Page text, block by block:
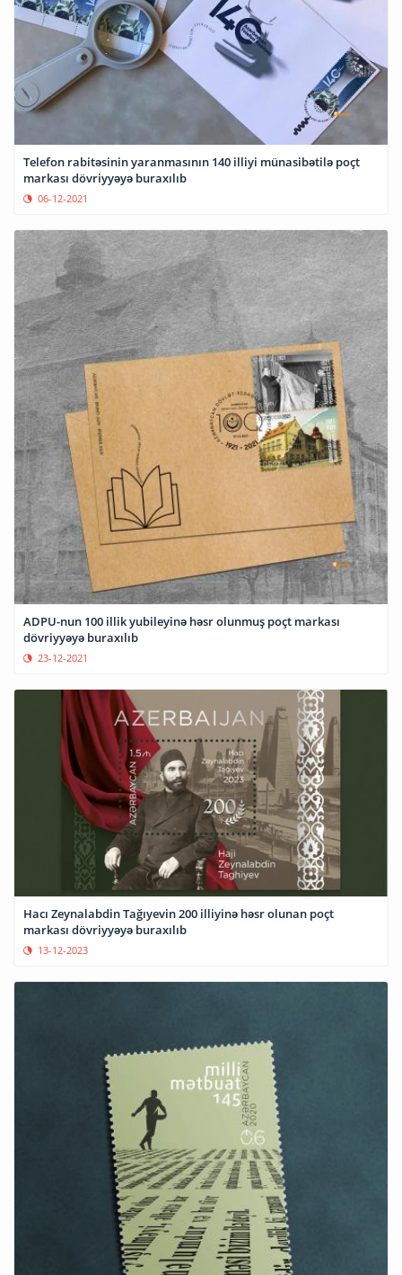
Telefon rabitəsinin yaranmasının 140 illiyi münasibətilə poçt
markası dövriyyəyə buraxılıb
06-12-2021
ADPU-nun 100 illik yubileyinə həsr olunmuş poçt markası
dövriyyəyə buraxılıb
23-12-2021
Hacı Zeynalabdin Tağıyevin 200 illiyinə həsr olunan poçt
markası dövriyyəyə buraxılıb
13-12-2023